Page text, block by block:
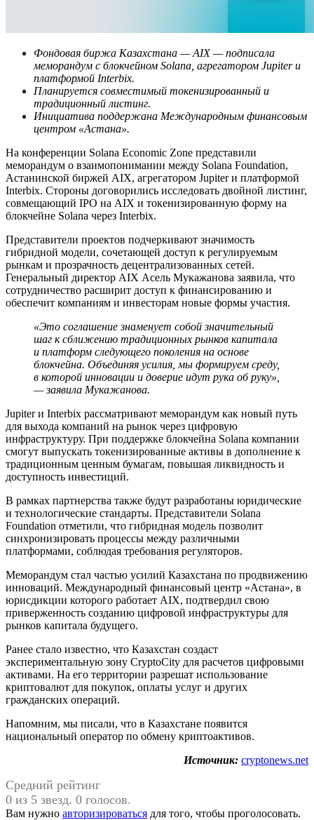
Фондовая биржа Казахстана — AIX — подписала
меморандум с блокчейном Solana, агрегатором Jupiter и
платформой Interbix.
Планируется совместимый токенизированный и
традиционный листинг.
Инициатива поддержана Международным финансовым
центром «Астана».
На конференции Solana Economic Zone представили
меморандум о взаимопонимании между Solana Foundation,
Астанинской биржей AIX, агрегатором Jupiter и платформой
Interbix. Стороны договорились исследовать двойной листинг,
совмещающий IPO на AIX и токенизированную форму на
блокчейне Solana через Interbix.
Представители проектов подчеркивают значимость
гибридной модели, сочетающей доступ к регулируемым
рынкам и прозрачность децентрализованных сетей.
Генеральный директор AIX Асель Мукажанова заявила, что
сотрудничество расширит доступ к финансированию и
обеспечит компаниям и инвесторам новые формы участия.
«Это соглашение знаменует собой значительный
шаг к сближению традиционных рынков капитала
и платформ следующего поколения на основе
блокчейна. Объединяя усилия, мы формируем среду,
в которой инновации и доверие идут рука об руку»,
— заявила Мукажанова.
Jupiter и Interbix рассматривают меморандум как новый путь
для выхода компаний на рынок через цифровую
инфраструктуру. При поддержке блокчейна Solana компании
смогут выпускать токенизированные активы в дополнение к
традиционным ценным бумагам, повышая ликвидность и
доступность инвестиций.
В рамках партнерства также будут разработаны юридические
и технологические стандарты. Представители Solana
Foundation отметили, что гибридная модель позволит
синхронизировать процессы между различными
платформами, соблюдая требования регуляторов.
Меморандум стал частью усилий Казахстана по продвижению
инноваций. Международный финансовый центр «Астана», в
юрисдикции которого работает AIX, подтвердил свою
приверженность созданию цифровой инфраструктуры для
рынков капитала будущего.
Ранее стало известно, что Казахстан создаст
экспериментальную зону CryptoCity для расчетов цифровыми
активами. На его территории разрешат использование
криптовалют для покупок, оплаты услуг и других
гражданских операций.
Напомним, мы писали, что в Казахстане появится
национальный оператор по обмену криптоактивов.
Источник: cryptonews.net
Средний рейтинг
0 из 5 звезд. 0 голосов.
Вам нужно авторизироваться для того, чтобы проголосовать.